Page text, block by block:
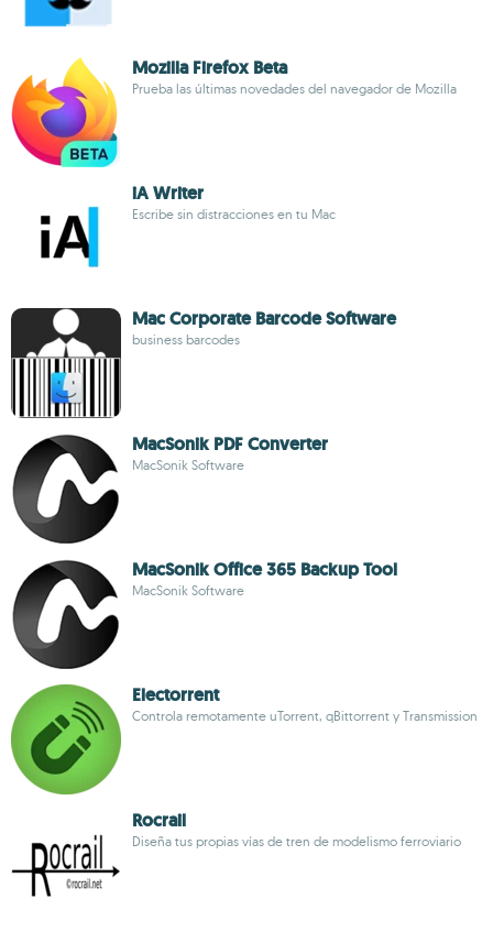
Mozilla Firefox Beta
Prueba las últimas novedades del navegador de Mozilla
iA Writer
Escribe sin distracciones en tu Mac
Mac Corporate Barcode Software
business barcodes
MacSonik PDF Converter
MacSonik Software
MacSonik Office 365 Backup Tool
MacSonik Software
Electorrent
Controla remotamente uTorrent, qBittorrent y Transmission
Rocrail
Diseña tus propias vías de tren de modelismo ferroviario